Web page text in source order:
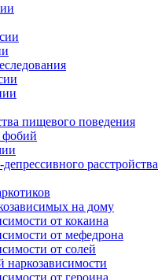
пищевого поведения
фобий
расстройства
на дому
от кокаина
от мефедрона
от солей
наркозависимости
от героина